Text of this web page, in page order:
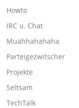
Howto
IRC u. Chat
Muahhahahaha
Parteigezwitscher
Projekte
Seltsam
TechTalk